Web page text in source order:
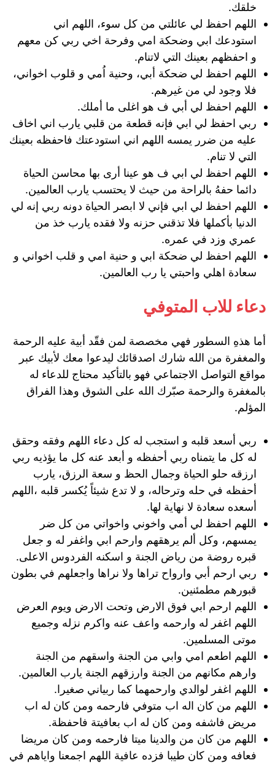
خلقك.
اللهم احفظ لي عائلتي من كل سوء، اللهم اني
استودعك ابي وضحكة امي وفرحة اخي ربي كن معهم
و احفظهم بعينك التي لاتنام.
اللهم احفظ لي ضحكة أبي، وحنية اُمي و قلوب اخواني،
فلا وجود لي من غيرهم.
اللهم احفظ لي أبي ف هو اغلى ما أملك.
ربي احفظ لي ابي فإنه قطعة من قلبي يارب اني اخاف
عليه من ضرر يمسه اللهم اني استودعتك فاحفظه بعينك
التي لا تنام.
اللهم احفظ لي ابي ف هو عينا أرى بها محاسن الحياة
دائما حفهُ بالراحة من حيث لا يحتسب يارب العالمين.
اللهم احفظ لي ابي فإني لا ابصر الحياة دونه ربي إنه لي
الدنيا بأكملها فلا تذقني حزنه ولا فقده يارب خذ من
عمري وزد في عمره.
اللهم احفظ لي ضحكة ابي و حنية امي و قلب اخواني و
سعادة اهلي واحبتي يا رب العالمين.
دعاء للاب المتوفي
أما هذهِ السطور فهي مخصصة لمن فقّد أبية عليه الرحمة
والمغفرة من الله شارك اصدقائك ليدعوا معك لأبيك عبر
مواقع التواصل الاجتماعي فهو بالتأكيد محتاج للدعاء له
بالمغفرة والرحمة صبّرك الله على الشوق وهذا الفراق
المؤلم.
ربي أسعد قلبه و استجب له كل دعاء اللهم وفقه وحقق
له كل ما يتمناه ربي أحفظه و أبعد عنه كل ما يؤذيه ربي
ارزقه حلو الحياة وجمال الحظ و سعة الرزق، يارب
أحفظه في حله وترحاله، و لا تدع شيئاً يُكسر قلبه ،اللهم
أسعده سعادة لا نهاية لها.
اللهم احفظ لي أمي واخوني واخواتي من كل ضر
يمسهم، وكل ألم يرهقهم وارحم ابي واغفر له و جعل
قبره روضة من رياض الجنة و اسكنه الفردوس الاعلى.
ربي ارحم أبي وارواح تراها ولا نراها واجعلهم في بطون
قبورهم مطمئنين.
اللهم ارحم ابي فوق الارض وتحت الارض ويوم العرض
اللهم اغفر له وارحمه واعف عنه واكرم نزله وجميع
موتى المسلمين.
اللهم اطعم امي وابي من الجنة واسقهم من الجنة
وارهم مكانهم من الجنة وارزقهم الجنة يارب العالمين.
اللهم اغفر لوالدي وارحمهما كما ربياني صغيرا.
اللهم من كان اله اب متوفي فارحمه ومن كان له اب
مريض فاشفه ومن كان له اب بعافيتة فاحفظة.
اللهم من كان من والدينا ميتا فارحمه ومن كان مريضا
فعافه ومن كان طيبا فزده عافية اللهم اجمعنا واياهم في